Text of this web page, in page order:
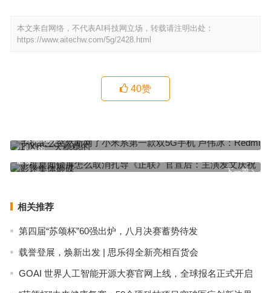
本文来自网络，不代表AI科技网立场，转载请注明出处：
https://www.aitechw.com/5g/2428.html
40赞
上一篇
一天稳稳的
下一篇
手机桌面锁屏怎么取消扎导《正联》官宣后：主演发文庆祝 影迷集体
砸碟
相关推荐
第四届“苏颂杯”60强出炉，八月决赛蓄势待发
载誉登展，焕新出发 | 思乐得全新亮相百货会
GOAI 世界人工智能开源大赛官网上线，全球报名正式开启